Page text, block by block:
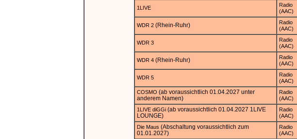
1LIVE
Radio
(AAC)
WDR 2 (Rhein-Ruhr)
Radio
(AAC)
WDR 3
Radio
(AAC)
WDR 4 (Rhein-Ruhr)
Radio
(AAC)
WDR 5
Radio
(AAC)
COSMO (ab voraussichtlich 01.04.2027 unter
anderem Namen)
Radio
(AAC)
1LIVE diGGi (ab voraussichtlich 01.04.2027 1LIVE
LOUNGE)
Radio
(AAC)
Die Maus (Abschaltung voraussichtlich zum
01.01.2027)
Radio
(AAC)